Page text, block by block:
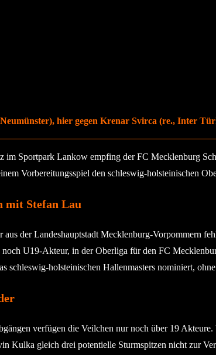
hier gegen Krenar Svirca (re., Inter
im Sportpark Lankow empfing der FC Mecklenburg
Vorbereitungsspiel den schleswig-holsteinischen
mit Stefan Lau
der Landeshauptstadt Mecklenburg-Vorpommern
noch U19-Akteur, in der Oberliga für den FC
schleswig-holsteinischen Hallenmasters nominiert,
verfügen die Veilchen nur noch über 19
Kulka gleich drei potentielle Sturmspitzen nicht zur